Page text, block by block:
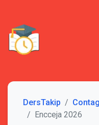
DersTakip
Encceja 2026